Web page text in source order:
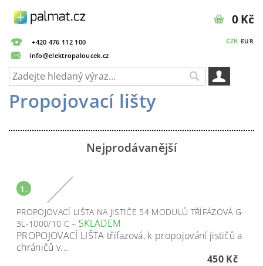
+420 476 112 100
info@elektropaloucek.cz
CZK EUR
0 Kč
Propojovací lišty
Nejprodávanější
1.
PROPOJOVACÍ LIŠTA NA JISTIČE 54 MODULŮ TŘÍFÁZOVÁ G-
3L-1000/10 C– SKLADEM
PROPOJOVACÍ LIŠTA třífazová, k propojování jističů a
chráničů v...
450 Kč